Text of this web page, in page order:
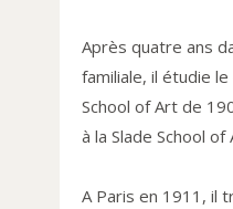
Après quatre ans
familiale, il étudie
School of Art de
à la Slade School
A Paris en 1911, il